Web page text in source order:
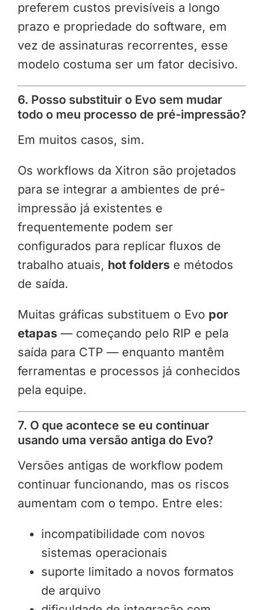
preferem custos previsíveis a longo
prazo e propriedade do software, em
vez de assinaturas recorrentes, esse
modelo costuma ser um fator decisivo.
6. Posso substituir o Evo sem mudar
todo o meu processo de pré-impressão?
Em muitos casos, sim.
Os workflows da Xitron são projetados
para se integrar a ambientes de pré-
impressão já existentes e
frequentemente podem ser
configurados para replicar fluxos de
trabalho atuais, hot folderse métodos
de saída.
Muitas gráficas substituem o Evo por
etapas— começando pelo RIP e pela
saída para CTP — enquanto mantêm
ferramentas e processos já conhecidos
pela equipe.
7. O que acontece se eu continuar
usando uma versão antiga do Evo?
Versões antigas de workflow podem
continuar funcionando, mas os riscos
aumentam com o tempo. Entre eles:
incompatibilidade com novos
sistemas operacionais
suporte limitado a novos formatos
de arquivo